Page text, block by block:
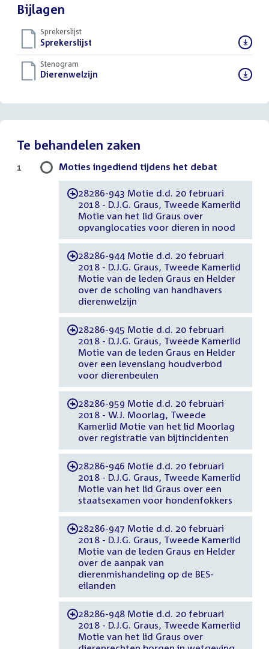
Bijlagen
Sprekerslijst
Download
bestand:
Sprekerslijst
Stenogram
Download
Dierenwelzijn
Te behandelen zaken
Moties ingediend tijdens het debat
-28286-943 Motie d.d. 20 februari
2018 - D.J.G. Graus, Tweede Kamerlid
Motie van het lid Graus over
opvanglocaties voor dieren in nood
-28286-944 Motie d.d. 20 februari
2018 - D.J.G. Graus, Tweede Kamerlid
Motie van de leden Graus en Helder
over de scholing van handhavers
dierenwelzijn
-28286-945 Motie d.d. 20 februari
2018 - D.J.G. Graus, Tweede Kamerlid
Motie van de leden Graus en Helder
over een levenslang houdverbod
voor dierenbeulen
-28286-959 Motie d.d. 20 februari
2018 - W.J. Moorlag, Tweede
Kamerlid Motie van het lid Moorlag
over registratie van bijtincidenten
-28286-946 Motie d.d. 20 februari
2018 - D.J.G. Graus, Tweede Kamerlid
Motie van het lid Graus over een
staatsexamen voor hondenfokkers
-28286-947 Motie d.d. 20 februari
2018 - D.J.G. Graus, Tweede Kamerlid
Motie van de leden Graus en Helder
over de aanpak van
dierenmishandeling op de BES-
eilanden
-28286-948 Motie d.d. 20 februari
2018 - D.J.G. Graus, Tweede Kamerlid
Motie van het lid Graus over
1